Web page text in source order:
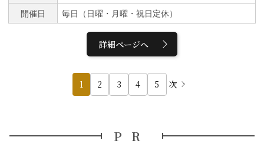
開催日
毎日（日曜・月曜・祝日定休）
詳細ページへ
1 2 3 4 5 次
PR